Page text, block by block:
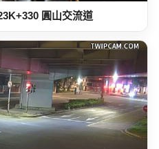
圓山交流道